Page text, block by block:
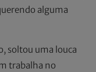
alguma
soltou uma louca
trabalha no